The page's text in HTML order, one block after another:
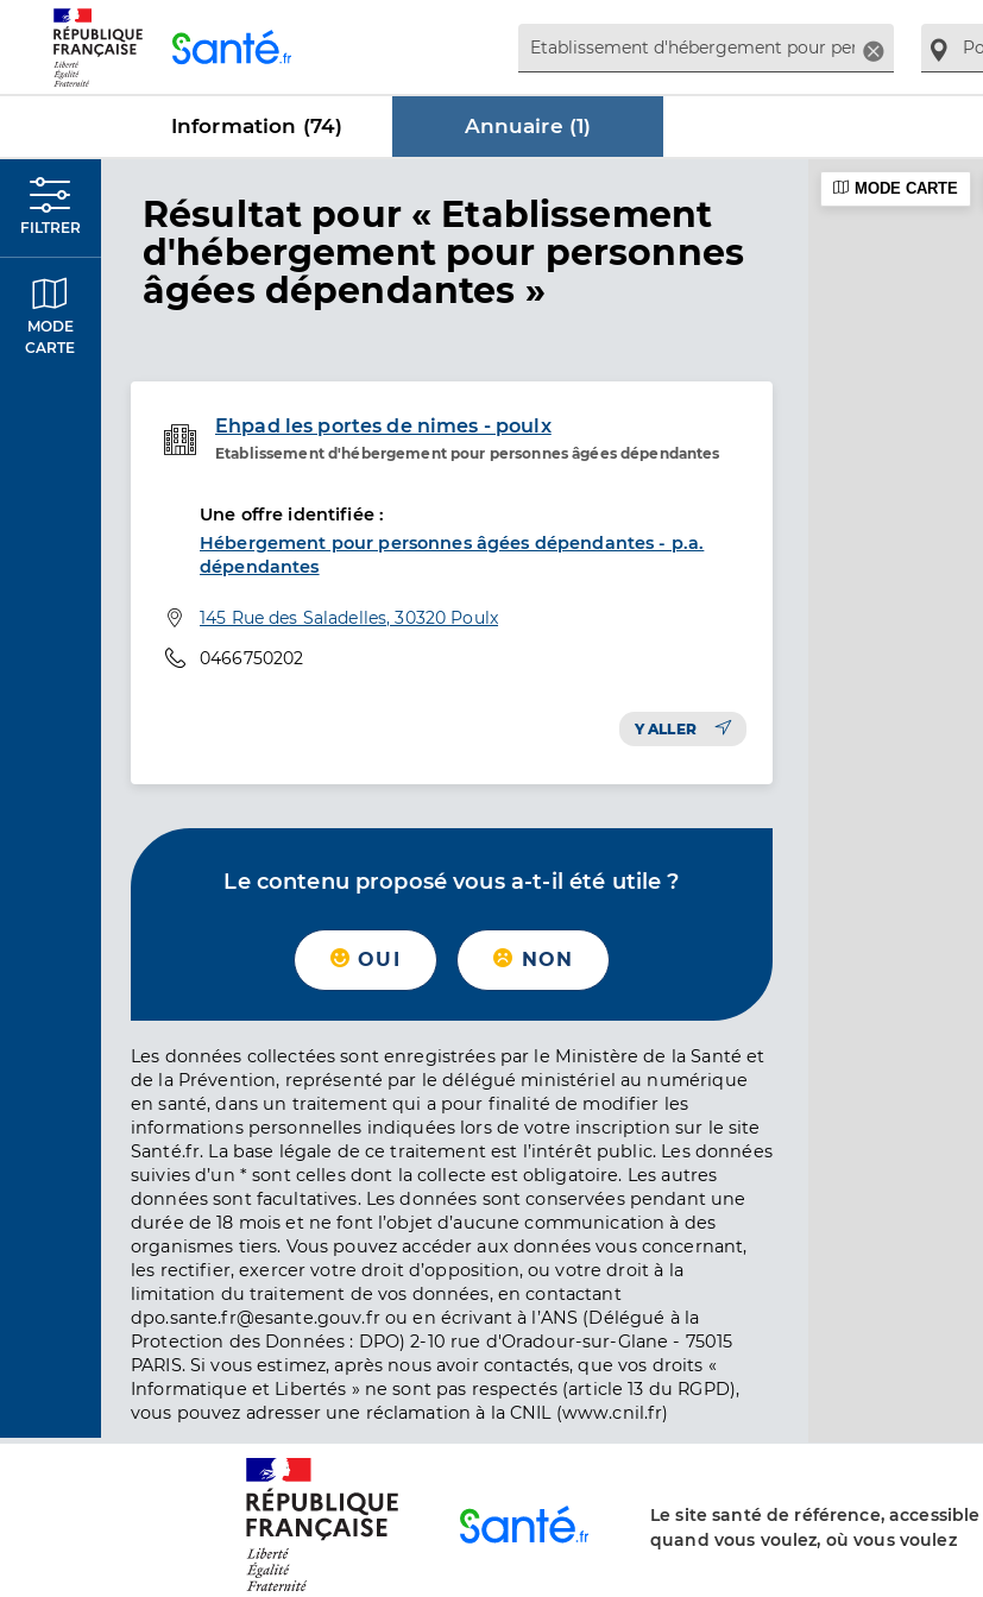
Supprimer
Information (74) Annuaire (1)
FILTRER
MODE
CARTE
Résultat dans Annuaire
pour « Etablissement
d'hébergement pour personnes
âgées dépendantes »
Ehpad les portes de nimes - poulx
Etablissement d'hébergement pour personnes âgées dépendantes
Etablissement de soins
Une offre identifiée :
Hébergement pour personnes âgées dépendantes - p.a.
dépendantes
Adresse
145 Rue des Saladelles, 30320 Poulx
Téléphone
0466750202
Y ALLER
Le contenu proposé vous a-t-il été utile ?
OUI NON
Les données collectées sont enregistrées par le Ministère de la Santé et
de la Prévention, représenté par le délégué ministériel au numérique
en santé, dans un traitement qui a pour finalité de modifier les
informations personnelles indiquées lors de votre inscription sur le site
Santé.fr. La base légale de ce traitement est l’intérêt public. Les données
suivies d’un * sont celles dont la collecte est obligatoire. Les autres
données sont facultatives. Les données sont conservées pendant une
durée de 18 mois et ne font l’objet d’aucune communication à des
organismes tiers. Vous pouvez accéder aux données vous concernant,
les rectifier, exercer votre droit d’opposition, ou votre droit à la
limitation du traitement de vos données, en contactant
dpo.sante.fr@esante.gouv.fr ou en écrivant à l’ANS (Délégué à la
Protection des Données : DPO) 2-10 rue d'Oradour-sur-Glane - 75015
PARIS. Si vous estimez, après nous avoir contactés, que vos droits «
Informatique et Libertés » ne sont pas respectés (article 13 du RGPD),
vous pouvez adresser une réclamation à la CNIL (www.cnil.fr)
MODE CARTE
Le site santé de référence, accessible
quand vous voulez, où vous voulez
Panneau de gestion des cookies